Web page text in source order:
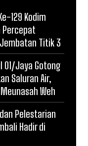
129 Kodim
Percepat
Titik 3
01/Jaya Gotong
Saluran Air,
Weh
Pelestarian
Hadir di